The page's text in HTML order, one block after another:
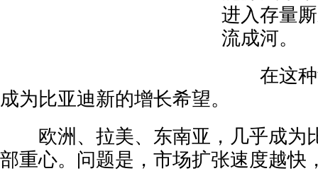
进入存量
流成河。
在这种
成为比亚迪新的增长希望。
欧洲、拉美、东南亚，几乎成为
部重心。问题是，市场扩张速度越快